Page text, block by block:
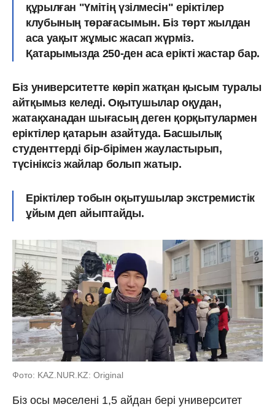
құрылған "Үмітің үзілмесін" еріктілер
клубының төрағасымын. Біз төрт жылдан
аса уақыт жұмыс жасап жүрміз.
Қатарымызда 250-ден аса ерікті жастар бар.
Біз университетте көріп жатқан қысым туралы
айтқымыз келеді. Оқытушылар оқудан,
жатақханадан шығасың деген қорқытулармен
еріктілер қатарын азайтуда. Басшылық
студенттерді бір-бірімен жауластырып,
түсініксіз жайлар болып жатыр.
Еріктілер тобын оқытушылар экстремистік
ұйым деп айыптайды.
Фото: KAZ.NUR.KZ: Original
Біз осы мәселені 1,5 айдан бері университет